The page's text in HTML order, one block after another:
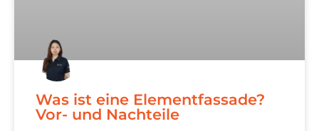
Was ist eine Elementfassade?
Vor- und Nachteile